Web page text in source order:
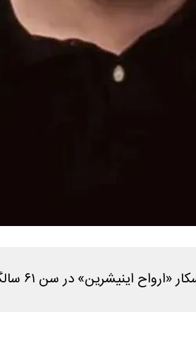
اینیشرین» در سن ۶۱ سالگی درگذشت.